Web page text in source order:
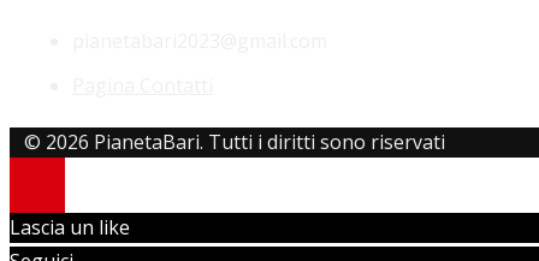
© 2026 PianetaBari. Tutti i diritti sono riservati
Lascia un like